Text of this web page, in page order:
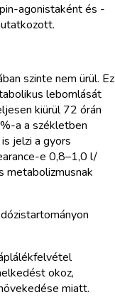
agonistaként és -
szinte nem ürül. Ez
lebomlását
kiürül 72 órán
a a székletben
jelzi a gyors
e 0,8–1,0 l/
metabolizmusnak
okoz,
miatt.